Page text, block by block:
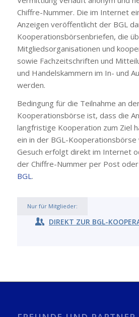
Chiffre-Nummer. Die im Internet
Anzeigen veröffentlicht der BGL
Kooperationsbörsenbriefen, die
Mitgliedsorganisationen und
sowie Fachzeitschriften und
und Handelskammern im In- und
werden.
Bedingung für die Teilnahme an
Kooperationsbörse ist, dass die
langfristige Kooperation zum Ziel
ein in der BGL-
Gesuch erfolgt direkt im Internet
der Chiffre-Nummer per Post
BGL.
Nur für Mitglieder:
DIREKT ZUR BGL-